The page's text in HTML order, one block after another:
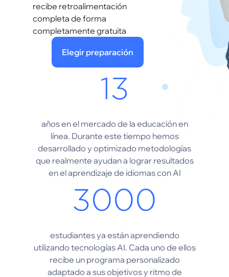
recibe retroalimentación
completa de forma
completamente gratuita
Elegir preparación
13
años en el mercado de la educación en
línea. Durante este tiempo hemos
desarrollado y optimizado metodologías
que realmente ayudan a lograr resultados
en el aprendizaje de idiomas con AI
3000
estudiantes ya están aprendiendo
utilizando tecnologías AI. Cada uno de ellos
recibe un programa personalizado
adaptado a sus objetivos y ritmo de